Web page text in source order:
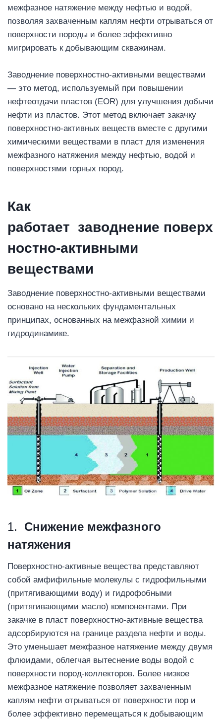
межфазное натяжение между нефтью и водой,
позволяя захваченным каплям нефти отрываться от
поверхности породы и более эффективно
мигрировать к добывающим скважинам.
Заводнение поверхностно-активными веществами
— это метод, используемый при повышении
нефтеотдачи пластов (EOR) для улучшения добычи
нефти из пластов. Этот метод включает закачку
поверхностно-активных веществ вместе с другими
химическими веществами в пласт для изменения
межфазного натяжения между нефтью, водой и
поверхностями горных пород.
Как
работает заводнение поверх
ностно-активными
веществами
Заводнение поверхностно-активными веществами
основано на нескольких фундаментальных
принципах, основанных на межфазной химии и
гидродинамике.
1. Снижение межфазного
натяжения
Поверхностно-активные вещества представляют
собой амфифильные молекулы с гидрофильными
(притягивающими воду) и гидрофобными
(притягивающими масло) компонентами. При
закачке в пласт поверхностно-активные вещества
адсорбируются на границе раздела нефти и воды.
Это уменьшает межфазное натяжение между двумя
флюидами, облегчая вытеснение воды водой с
поверхности пород-коллекторов. Более низкое
межфазное натяжение позволяет захваченным
каплям нефти отрываться от поверхности пор и
более эффективно перемещаться к добывающим